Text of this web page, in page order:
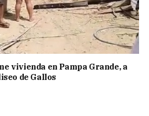
vivienda en Pampa Grande, a
de Gallos